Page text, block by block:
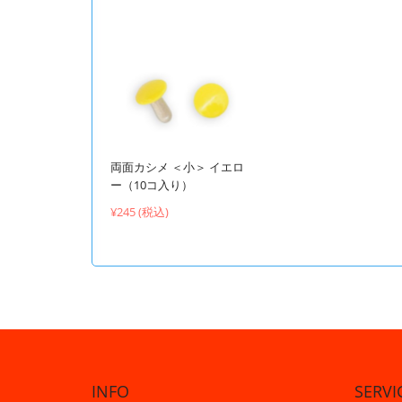
両面カシメ ＜小＞ イエロ
ー（10コ入り）
¥245 (税込)
INFO